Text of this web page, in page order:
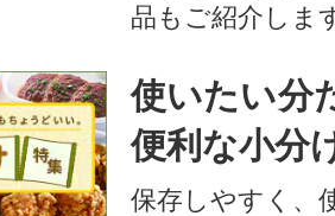
品もご紹介しま
使いたい分
便利な小分
保存しやすく、